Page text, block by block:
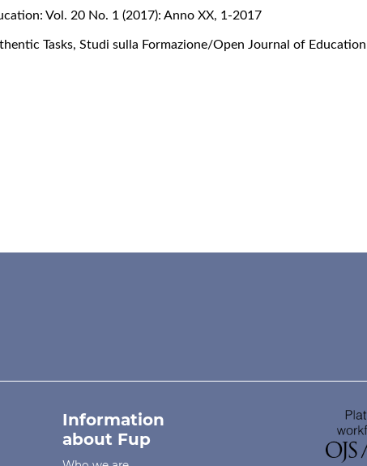
Vol. 20 No. 1 (2017): Anno XX, 1-2017
Tasks,Studi sulla Formazione/Open Journal of
Information
about Fup